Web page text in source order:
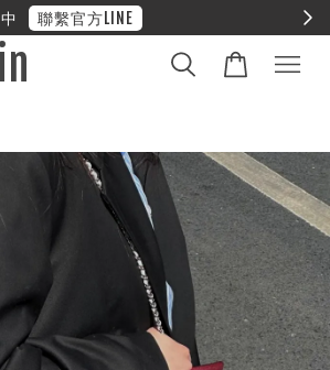
❤︎ 全館滿兩萬享免運